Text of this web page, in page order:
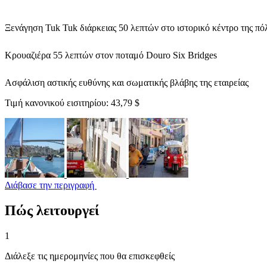
Ξενάγηση Tuk Tuk διάρκειας 50 λεπτών στο ιστορικό κέντρο της
Κρουαζιέρα 55 λεπτών στον ποταμό Douro Six Bridges
Ασφάλιση αστικής ευθύνης και σωματικής βλάβης της εταιρείας
Τιμή κανονικού εισιτηρίου: 43,79 $
Διάβασε την περιγραφή
Πώς λειτουργεί
1
Διάλεξε τις ημερομηνίες που θα επισκεφθείς